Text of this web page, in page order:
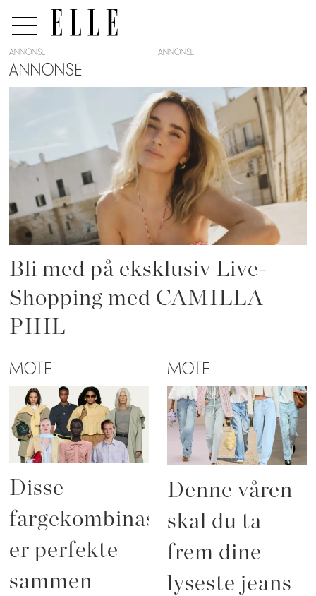
Tag:
ANNONSE
ANNONSE
Bli med på eksklusiv Live-
Shopping med CAMILLA
PIHL
MOTE
Disse
fargekombinasjonene
er perfekte
sammen
MOTE
Denne våren
skal du ta
frem dine
lyseste jeans